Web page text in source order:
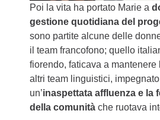
Poi la vita ha portato Marie a
gestione quotidiana del
sono partite alcune delle
il team francofono; quello
fiorendo, faticava a
altri team linguistici,
un’inaspettata affluenza e la
della comunità che ruotava